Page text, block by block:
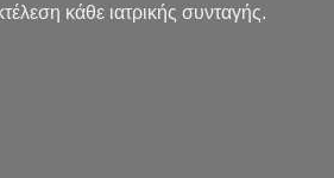
κάθε ιατρικής συνταγής.